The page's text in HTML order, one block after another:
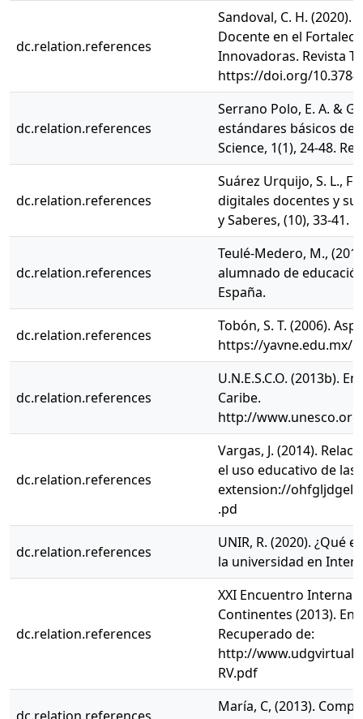
dc.relation.references
Sandoval, C. H. (2020).
Docente en el
Innovadoras. Revista
https://doi.org/
dc.relation.references
Serrano Polo, E. A. &
estándares básicos de
Science, 1(1), 24-48.
dc.relation.references
Suárez Urquijo, S. L.,
digitales docentes y
y Saberes, (10), 33-41.
dc.relation.references
Teulé-Medero, M.,
alumnado de
España.
dc.relation.references
Tobón, S. T. (2006).
https://yavne.edu.mx/
dc.relation.references
U.N.E.S.C.O. (2013b).
Caribe.
http://
dc.relation.references
Vargas, J. (2014).
el uso educativo de
extension://
.pd
dc.relation.references
UNIR, R. (2020). ¿Qué
la universidad en
dc.relation.references
XXI Encuentro
Continentes (2013).
Recuperado de:
http://
RV.pdf
María, C, (2013).